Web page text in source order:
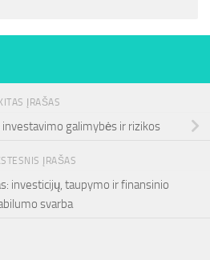
KITAS ĮRAŠAS
galimybės ir rizikos
ĮRAŠAS
investicijų, taupymo ir finansinio
svarba